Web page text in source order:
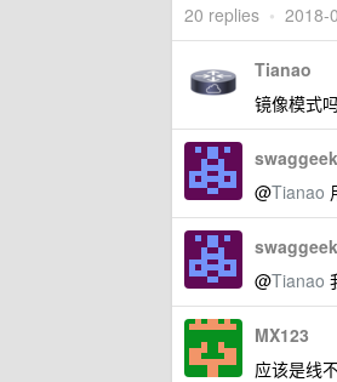
20 replies • 2018-
Tianao
镜像模式
swaggeek
@Tianao
swaggeek
@Tianao
MX123
应该是线